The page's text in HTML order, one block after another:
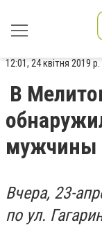
12:01, 24 квітня 2019 р.
В
мужчины
Вчера, 23-
по ул.